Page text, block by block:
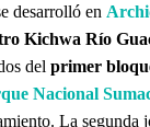
desarrolló en
Kichwa Río
del primer
Nacional
La segunda